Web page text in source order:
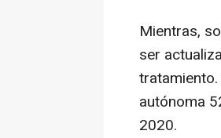
Mientras,
ser
autónoma
2020.